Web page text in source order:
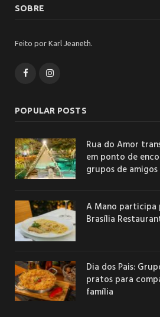
SOBRE
Feito por Karl Jeaneth.
FacebookInstagram
POPULAR POSTS
Rua do Amor
em ponto de
grupos de
A Mano participa
Brasília
Dia dos Pais:
pratos para
família